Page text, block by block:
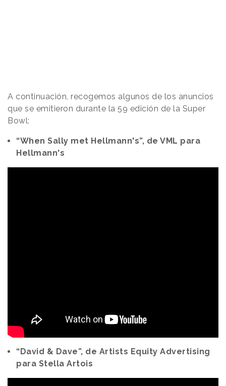
A continuación, recogemos algunos de los anuncios
que se emitieron durante la 59 edición de la Super
Bowl:
“When Sally met Hellmann's”, de VML para
Hellmann's
“David & Dave”, de Artists Equity Advertising
para Stella Artois